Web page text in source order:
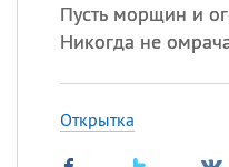
Пусть морщин и
Никогда не
Открытка